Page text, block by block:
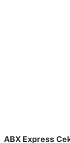
ABX Express